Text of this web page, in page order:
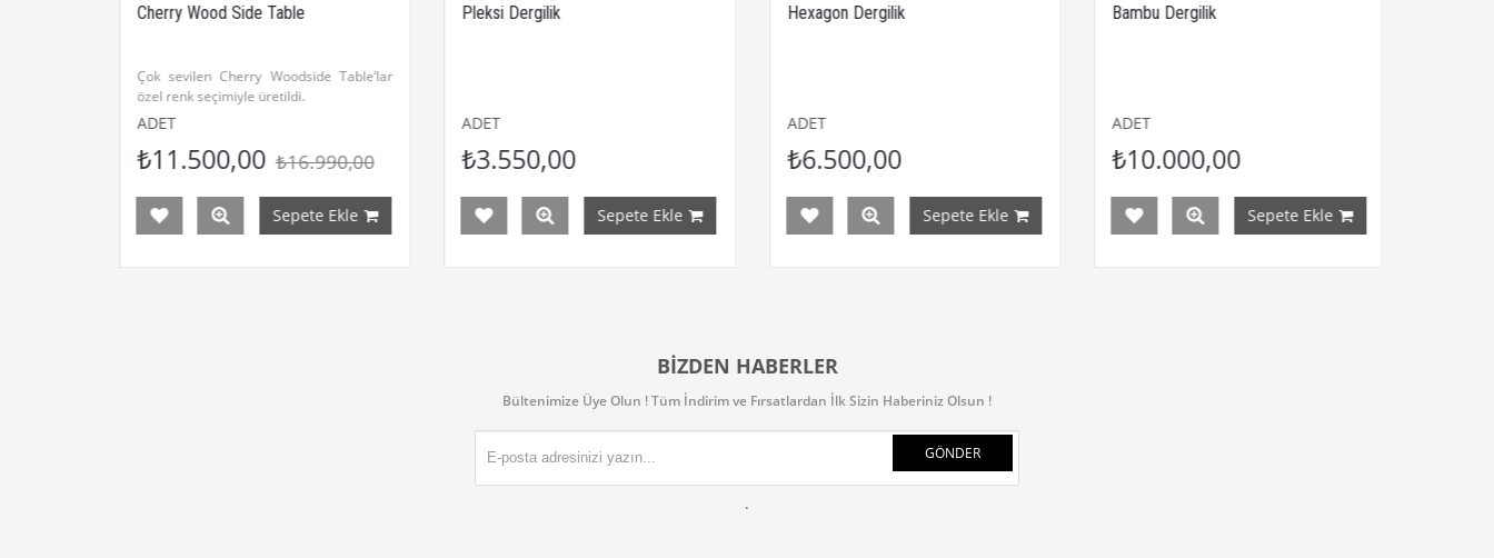
Cherry Wood Side Table
Çok sevilen Cherry Woodside Table‘lar
özel renk seçimiyle üretildi.
₺11.500,00 ₺16.990,00
Sepete Ekle
Pleksi Dergilik
₺3.550,00
Sepete Ekle
Hexagon Dergilik
₺6.500,00
Sepete Ekle
Bambu Dergilik
₺10.000,00
Sepete Ekle
BIZDEN HABERLER
Bültenimize Üye Olun ! Tüm İndirim ve Fırsatlardan İlk Sizin Haberiniz Olsun !
GÖNDER
.